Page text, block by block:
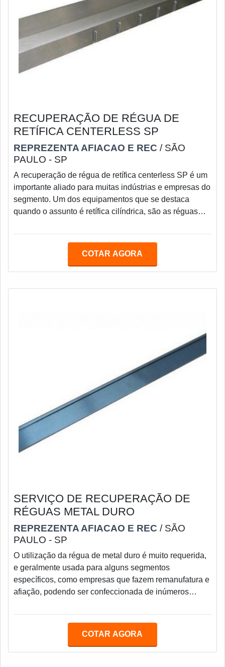
RECUPERAÇÃO DE RÉGUA DE
RETÍFICA CENTERLESS SP
REPREZENTA AFIACAO E REC / SÃO
PAULO - SP
A recuperação de régua de retífica centerless SP é um
importante aliado para muitas indústrias e empresas do
segmento. Um dos equipamentos que se destaca
quando o assunto é retífica cilíndrica, são as réguas
materiais entre os rebolos de corte e arraste de um
retificada. Para que não exista o comprometimento do
COTAR AGORA
SERVIÇO DE RECUPERAÇÃO DE
RÉGUAS METAL DURO
REPREZENTA AFIACAO E REC / SÃO
PAULO - SP
O utilização da régua de metal duro é muito requerida,
e geralmente usada para alguns segmentos
específicos, como empresas que fazem remanufatura e
afiação, podendo ser confeccionada de inúmeros
provocando desgastes em sua superfície, impactando
evita gastos e desperdício de recursos. O cliente
COTAR AGORA